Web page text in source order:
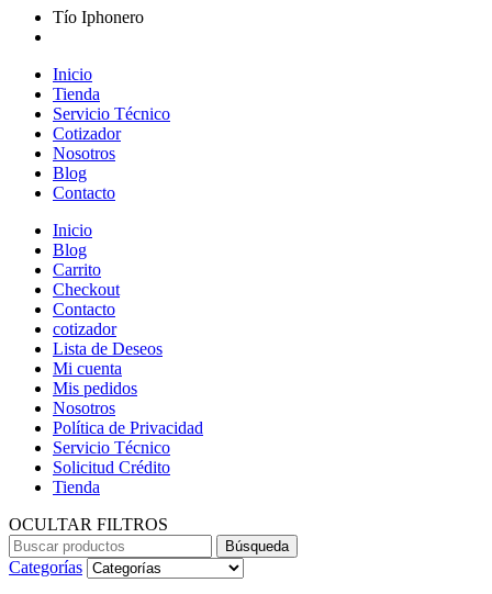
Tío Iphonero
Inicio
Tienda
Servicio Técnico
Cotizador
Nosotros
Blog
Contacto
Inicio
Blog
Carrito
Checkout
Contacto
cotizador
Lista de Deseos
Mi cuenta
Mis pedidos
Nosotros
Política de Privacidad
Servicio Técnico
Solicitud Crédito
Tienda
OCULTAR FILTROS
Búsqueda
de:
Búsqueda
Categorías